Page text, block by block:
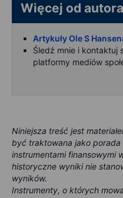
Więcej od autora
Artykuły Ole S
Śledź mnie i kontaktuj
platformy mediów
Niniejsza treść jest
być traktowana jako
instrumentami finansowymi
historyczne wyniki nie
wyników.
Instrumenty, o których